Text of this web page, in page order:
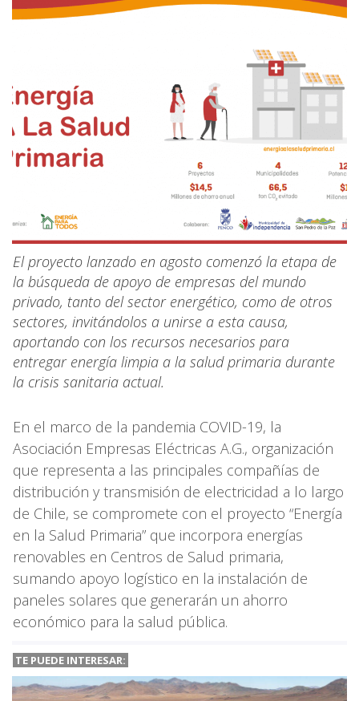
El proyecto lanzado en agosto comenzó la etapa de
la búsqueda de apoyo de empresas del mundo
privado, tanto del sector energético, como de otros
sectores, invitándolos a unirse a esta causa,
aportando con los recursos necesarios para
entregar energía limpia a la salud primaria durante
la crisis sanitaria actual.
En el marco de la pandemia COVID-19, la
Asociación Empresas Eléctricas A.G., organización
que representa a las principales compañías de
distribución y transmisión de electricidad a lo largo
de Chile, se compromete con el proyecto “Energía
en la Salud Primaria” que incorpora energías
renovables en Centros de Salud primaria,
sumando apoyo logístico en la instalación de
paneles solares que generarán un ahorro
económico para la salud pública.
TE PUEDE INTERESAR: